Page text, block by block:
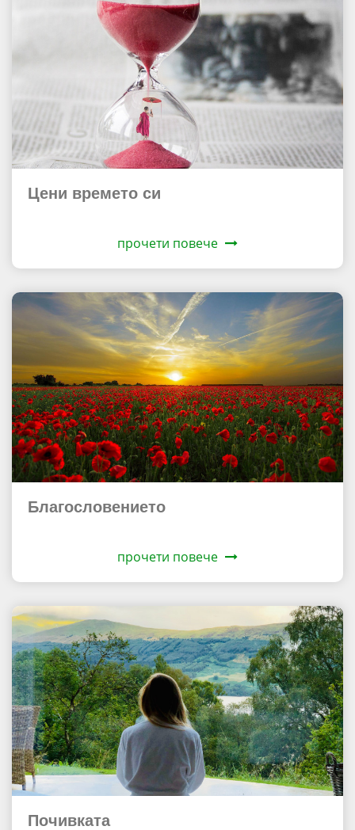
Цени времето си
прочети повече
Благословението
прочети повече
Почивката